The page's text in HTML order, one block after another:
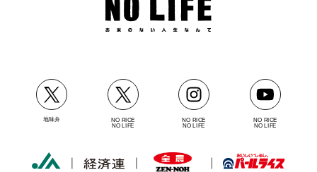
地味弁
NO RICE
NO LIFE
NO RICE
NO LIFE
NO RICE
NO LIFE